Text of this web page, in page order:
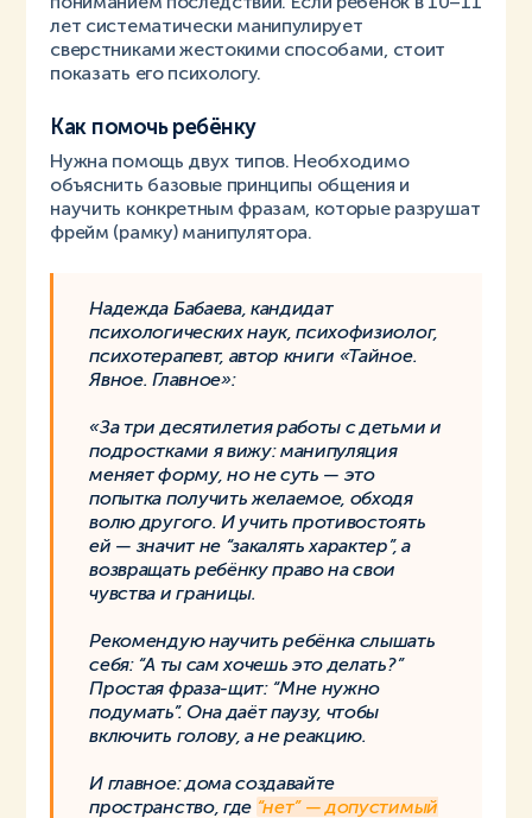
лет систематически манипулирует
сверстниками жестокими способами, стоит
показать его психологу.
Как помочь ребёнку
Нужна помощь двух типов. Необходимо
объяснить базовые принципы общения и
научить конкретным фразам, которые разрушат
фрейм (рамку) манипулятора.
Надежда Бабаева, кандидат
психологических наук, психофизиолог,
психотерапевт, автор книги «Тайное.
Явное. Главное»:
«За три десятилетия работы с детьми и
подростками я вижу: манипуляция
меняет форму, но не суть — это
попытка получить желаемое, обходя
волю другого. И учить противостоять
ей — значит не “закалять характер”, а
возвращать ребёнку право на свои
чувства и границы.
Рекомендую научить ребёнка слышать
себя: “А ты сам хочешь это делать?”
Простая фраза-щит: “Мне нужно
подумать”. Она даёт паузу, чтобы
включить голову, а не реакцию.
И главное: дома создавайте
пространство, где “нет” — допустимый